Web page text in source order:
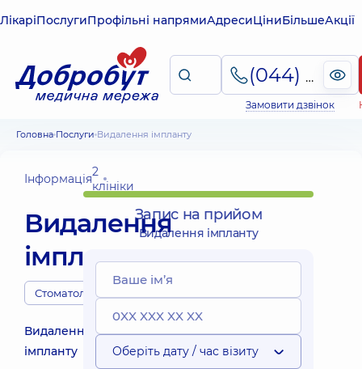
ЛікаріПослугиПрофільні напрямиАдресиЦіниБільшеАкції
(044) 495-2-888
Замовити дзвінок
Головна Послуги Видалення імпланту
Інформація2
клініки
Видалення
імпланту
Стоматологи
Видалення
імпланту
Запис на прийом
Видалення імпланту
Оберіть дату / час візиту